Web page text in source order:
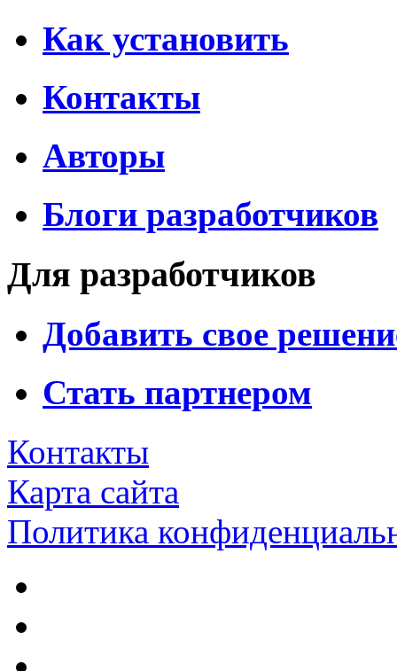
Как установить
Контакты
Авторы
Блоги разработчиков
Для разработчиков
Добавить свое
Стать партнером
Контакты
Карта сайта
Политика